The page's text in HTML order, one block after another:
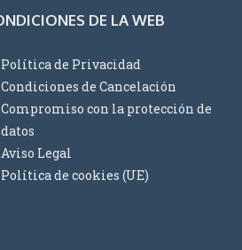
DE LA WEB
Política de Privacidad
Condiciones de Cancelación
Compromiso con la protección de
datos
Aviso Legal
Política de cookies (UE)